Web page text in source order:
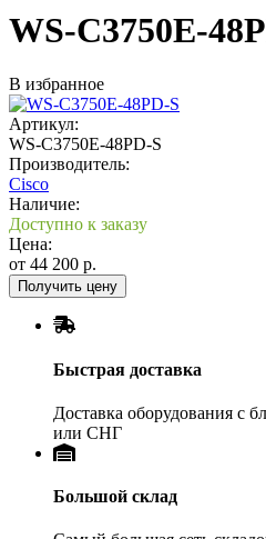
WS-C3750E-
В избранное
Артикул:
WS-C3750E-48PD-S
Производитель:
Cisco
Наличие:
Доступно к заказу
Цена:
от 44 200 р.
Получить цену
Быстрая доставка
Доставка оборудования с
или СНГ
Большой склад